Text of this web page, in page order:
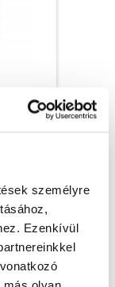
személyre
Ezenkívül
M – 30x